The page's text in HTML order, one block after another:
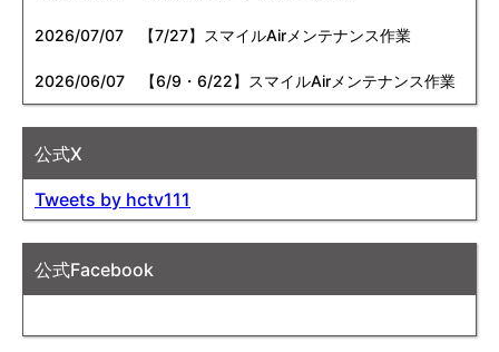
2026/07/07 【7/27】スマイルAirメンテナンス作業
2026/06/07 【6/9・6/22】スマイルAirメンテナンス作業
公式X
Tweets by hctv111
公式Facebook